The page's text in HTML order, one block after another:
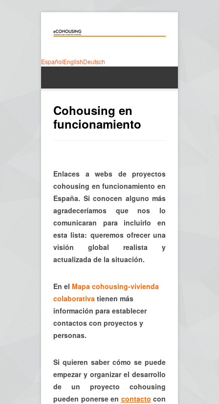
EspañolEnglishDeutsch
Cohousing en
funcionamiento
Enlaces a webs de proyectos
cohousing en funcionamiento en
España. Si conocen alguno más
agradeceríamos que nos lo
comunicaran para incluirlo en
esta lista: queremos ofrecer una
visión global realista y
actualizada de la situación.
En el Mapa cohousing-vivienda
colaborativa tienen más
información para establecer
contactos con proyectos y
personas.
Si quieren saber cómo se puede
empezar y organizar el desarrollo
de un proyecto cohousing
pueden ponerse en contacto con